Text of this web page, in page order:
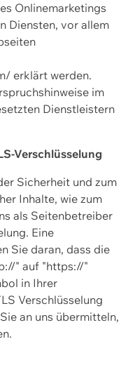
Onlinemarketings
Diensten, vor allem
erklärt werden.
im
Dienstleistern
Verschlüsselung
Sicherheit und zum
Inhalte, wie zum
als Seitenbetreiber
Eine
Sie daran, dass die
" auf "https://"
in Ihrer
Verschlüsselung
an uns übermitteln,